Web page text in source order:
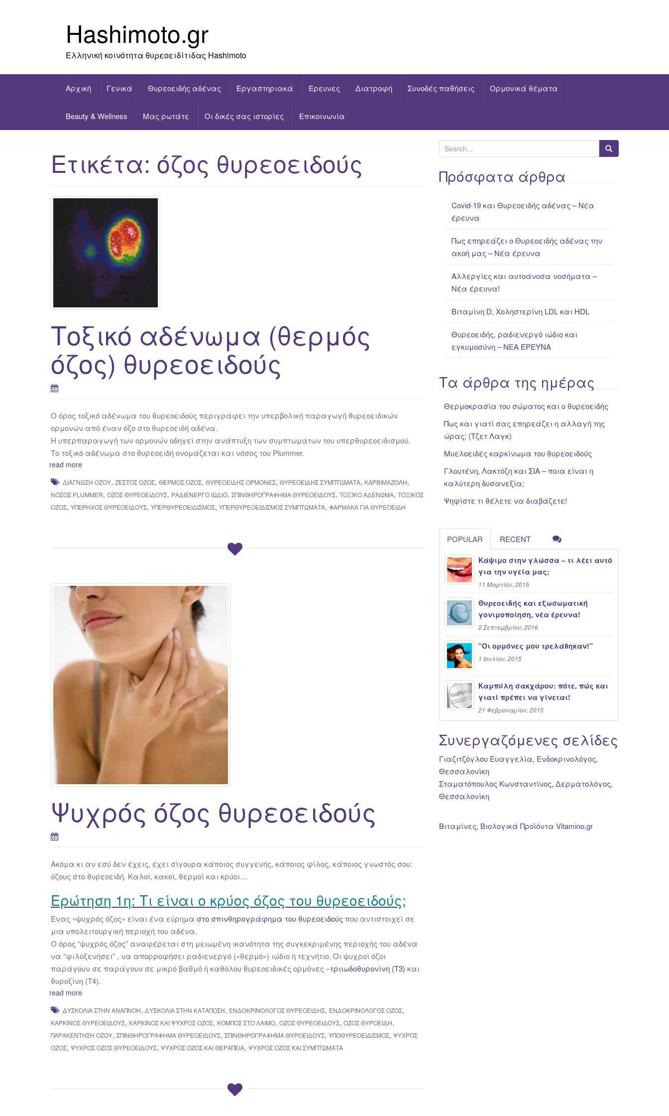
Hashimoto.gr
Ελληνική κοινότητα θυρεοειδίτιδας Hashimoto
Αρχική Γενικά Θυρεοειδής αδένας Εργαστηριακά Έρευνες Διατροφή Συνοδές παθήσεις Ορμονικά θέματα
Beauty & Wellness Μας ρωτάτε Οι δικές σας ιστορίες Επικοινωνία
Ετικέτα: όζος θυρεοειδούς
Τοξικό αδένωμα (θερμός
όζος) θυρεοειδούς
Ο όρος τοξικό αδένωμα του θυρεοειδούς περιγράφει την υπερβολική παραγωγή θυρεοειδικών
ορμονών από έναν όζο στο θυρεοειδή αδένα.
Η υπερπαραγωγή των ορμονών οδηγεί στην ανάπτυξη των συμπτωμάτων του υπερθυρεοειδισμού.
Το τοξικό αδένωμα στο θυρεοειδή ονομάζεται και νόσος του Plummer.
read more
ΔΙΆΓΝΩΣΗ ΌΖΟΥ, ΖΕΣΤΌΣ ΌΖΟΣ, ΘΕΡΜΌΣ ΌΖΟΣ, ΘΥΡΕΟΕΙΔΉΣ ΟΡΜΌΝΕΣ, ΘΥΡΕΟΕΙΔΉΣ ΣΥΜΠΤΏΜΑΤΑ, ΚΑΡΒΙΜΑΖΌΛΗ,
ΝΌΣΟΣ PLUMMER, ΌΖΟΣ ΘΥΡΕΟΕΙΔΟΎΣ, ΡΑΔΙΕΝΕΡΓΟ ΙΩΔΙΟ, ΣΠΙΝΘΗΡΟΓΡΆΦΗΜΑ ΘΥΡΕΟΕΙΔΟΎΣ, ΤΟΞΙΚΌ ΑΔΈΝΩΜΑ, ΤΟΞΙΚΌΣ
ΌΖΟΣ, ΥΠΈΡΗΧΟΣ ΘΥΡΕΟΕΙΔΟΎΣ, ΥΠΕΡΘΥΡΕΟΕΙΔΙΣΜΌΣ, ΥΠΕΡΘΥΡΕΟΕΙΔΙΣΜΌΣ ΣΥΜΠΤΏΜΑΤΑ, ΦΆΡΜΑΚΑ ΓΙΑ ΘΥΡΕΟΕΙΔΉ
Ψυχρός όζος θυρεοειδούς
Ακόμα κι αν εσύ δεν έχεις, έχει σίγουρα κάποιος συγγενής, κάποιος φίλος, κάποιος γνωστός σου:
όζους στο θυρεοειδή. Καλοί, κακοί, θερμοί και κρύοι…
Ερώτηση 1η: Τι είναι ο κρύος όζος του θυρεοειδούς;
Ένας «ψυχρός όζος» είναι ένα εύρημα στο σπινθηρογράφημα του θυρεοειδούς που αντιστοιχεί σε
μια υπολειτουργική περιοχή του αδένα.
Ο όρος “ψυχρός όζος” αναφέρεται στη μειωμένη ικανότητα της συγκεκριμένης περιοχής του αδένα
να “φιλοξενήσει” , να απορροφήσει ραδιενεργό («θερμό») ιώδιο ή τεχνήτιο. Οι ψυχροί όζοι
παράγουν σε παράγουν σε μικρό βαθμό ή καθόλου θυρεοειδικές ορμόνες –τριιωδοθυρονίνη (Τ3) και
θυροξίνη (Τ4).
read more
ΔΥΣΚΟΛΊΑ ΣΤΗΝ ΑΝΑΠΝΟΉ, ΔΥΣΚΟΛΊΑ ΣΤΗΝ ΚΑΤΆΠΟΣΗ, ΕΝΔΟΚΡΙΝΟΛΌΓΟΣ ΘΥΡΕΟΕΙΔΉΣ, ΕΝΔΟΚΡΙΝΟΛΌΓΟΣ ΌΖΟΣ,
ΚΑΡΚΊΝΟΣ ΘΥΡΕΟΕΙΔΟΎΣ, ΚΑΡΚΊΝΟΣ ΚΑΙ ΨΥΧΡΌΣ ΌΖΟΣ, ΚΌΜΠΟΣ ΣΤΟ ΛΑΙΜΌ, ΌΖΟΣ ΘΥΡΕΟΕΙΔΟΎΣ, ΌΖΟΣ ΘΥΡΟΕΙΔΉ,
ΠΑΡΑΚΈΝΤΗΣΗ ΌΖΟΥ, ΣΠΙΝΘΗΡΟΓΡΆΦΗΜΑ ΘΥΡΕΟΕΙΔΟΎΣ, ΣΠΙΝΘΗΡΟΓΡΆΦΗΜΑ ΘΥΡΟΕΙΔΟΎΣ, ΥΠΟΘΥΡΕΟΕΙΔΙΣΜΌΣ, ΨΥΧΡΌΣ
ΌΖΟΣ, ΨΥΧΡΌΣ ΌΖΟΣ ΘΥΡΕΟΕΙΔΟΎΣ, ΨΥΧΡΌΣ ΌΖΟΣ ΚΑΙ ΘΕΡΑΠΕΊΑ, ΨΥΧΡΌΣ ΌΖΟΣ ΚΑΙ ΣΥΜΠΤΏΜΑΤΑ
e
a
rΠρόσφατα άρθρα
Covid-19 και Θυρεοειδής αδένας – Νέα
έρευνα
Πως επηρεάζει ο Θυρεοειδής αδένας την
ακοή μας – Νέα έρευνα
Αλλεργίες και αυτοάνοσα νοσήματα –
Νέα έρευνα!
Βιταμίνη D, Χοληστερίνη LDL και HDL
Θυρεοειδής, ραδιενεργό ιώδιο και
εγκυμοσύνη – ΝΕΑ ΈΡΕΥΝΑ
Τα άρθρα της ημέρας
Θερμοκρασία του σώματος και ο θυρεοειδής
Πως και γιατί σας επηρεάζει η αλλαγή της
ώρας; (Τζετ Λαγκ)
Μυελοειδές καρκίνωμα του θυρεοειδούς
Γλουτένη, Λακτόζη και ΣΙΑ – ποια είναι η
καλύτερη δυσανεξία;
Ψηφίστε τι θέλετε να διαβάζετε!
POPULAR RECENT
Κάψιμο στην γλώσσα – τι λέει αυτό
για την υγεία μας;
11 Μαρτίου, 2015
Θυρεοειδής και εξωσωματική
γονιμοποίηση, νέα έρευνα!
2 Σεπτεμβρίου, 2016
“Oι ορμόνες μου τρελάθηκαν!”
1 Ιουλίου, 2015
Καμπύλη σακχάρου: πότε, πώς και
γιατί πρέπει να γίνεται!
21 Φεβρουαρίου, 2015
Συνεργαζόμενες σελίδες
Γιαζιτζόγλου Ευαγγελία, Ενδοκρινολόγος,
Θεσσαλονίκη
Σταματόπουλος Κωνσταντίνος, Δερματολόγος,
Θεσσαλονίκη
Βιταμίνες, Βιολογικά Προϊόντα Vitamino.gr